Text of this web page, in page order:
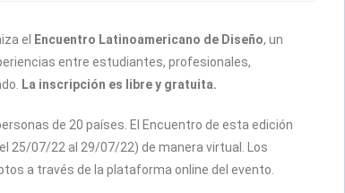
el Encuentro Latinoamericano de Diseño, un
entre estudiantes, profesionales,
La inscripción es libre y gratuita.
de 20 países. El Encuentro de esta edición
25/07/22 al 29/07/22) de manera virtual. Los
a través de la plataforma online del evento.